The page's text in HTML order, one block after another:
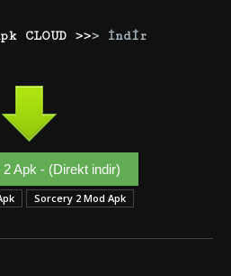
CLOUD >>> İndir
Apk - (Direkt indir)
Sorcery 2 Mod Apk